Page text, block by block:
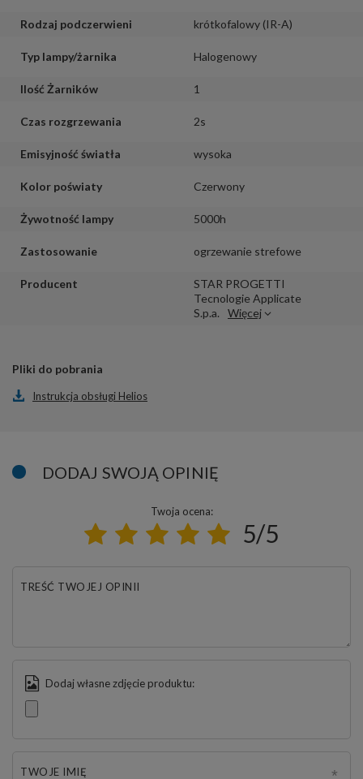
Rodzaj podczerwieni krótkofalowy (IR-A)
Typ lampy/żarnika Halogenowy
Ilość Żarników 1
Czas rozgrzewania 2s
Emisyjność światła wysoka
Kolor poświaty Czerwony
Żywotność lampy 5000h
Zastosowanie ogrzewanie strefowe
Producent
STAR PROGETTI
Tecnologie Applicate
S.p.a.
Więcej
Pliki do pobrania
Instrukcja obsługi Helios
DODAJ SWOJĄ OPINIĘ
Twoja ocena:
5/5
TREŚĆ TWOJEJ OPINII
Dodaj własne zdjęcie produktu:
TWOJE IMIĘ